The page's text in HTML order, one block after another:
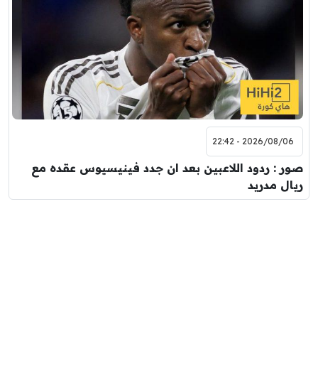
2026/08/06 - 22:42
صور : ردود اللاعبين بعد ان جدد فينيسيوس عقده مع
ريال مدريد